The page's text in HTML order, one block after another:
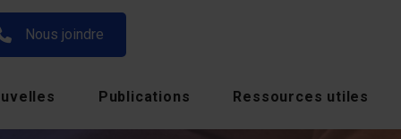
Nous joindre
Publications Ressources utiles